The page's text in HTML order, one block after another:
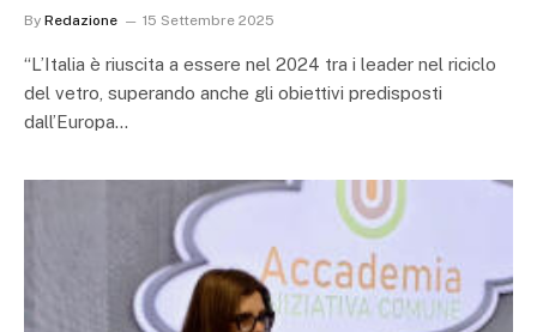
By Redazione 15 Settembre 2025
“L’Italia è riuscita a essere nel 2024 tra i leader nel riciclo
del vetro, superando anche gli obiettivi predisposti
dall’Europa…